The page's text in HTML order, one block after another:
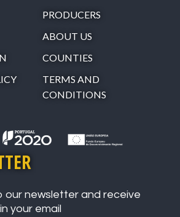
PRODUCERS
ABOUT US
COUNTIES
TERMS AND
CONDITIONS
our newsletter and receive
your email